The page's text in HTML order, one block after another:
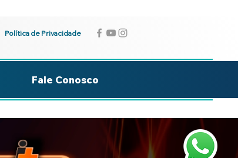
Política de Privacidade
Fale Conosco